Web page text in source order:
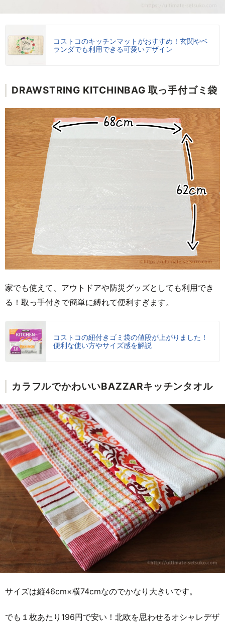
コストコのキッチンマットがおすすめ！玄関やベ
ランダでも利用できる可愛いデザイン
DRAWSTRING KITCHINBAG 取っ手付ゴミ袋
家でも使えて、アウトドアや防災グッズとしても利用でき
る！取っ手付きで簡単に縛れて便利すぎます。
コストコの紐付きゴミ袋の値段が上がりました！
便利な使い方やサイズ感を解説
カラフルでかわいいBAZZARキッチンタオル
サイズは縦46cm×横74cmなのでかなり大きいです。
でも１枚あたり196円で安い！北欧を思わせるオシャレデザ